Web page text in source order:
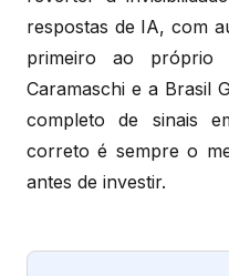
respostas de IA, com
primeiro ao próprio
Caramaschi e a Brasil
completo de sinais
correto é sempre o
antes de investir.